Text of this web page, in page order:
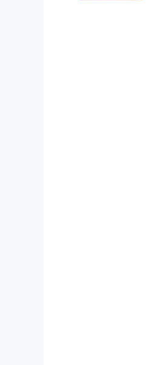
करुणा व प्रेम का